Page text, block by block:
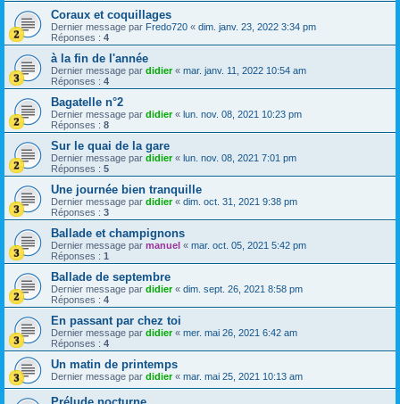
Coraux et coquillages
Dernier message par Fredo720 « dim. janv. 23, 2022 3:34 pm
Réponses : 4
à la fin de l'année
Dernier message par didier« mar. janv. 11, 2022 10:54 am
Réponses : 4
Bagatelle n°2
Dernier message par didier« lun. nov. 08, 2021 10:23 pm
Réponses : 8
Sur le quai de la gare
Dernier message par didier« lun. nov. 08, 2021 7:01 pm
Réponses : 5
Une journée bien tranquille
Dernier message par didier« dim. oct. 31, 2021 9:38 pm
Réponses : 3
Ballade et champignons
Dernier message par manuel « mar. oct. 05, 2021 5:42 pm
Réponses : 1
Ballade de septembre
Dernier message par didier« dim. sept. 26, 2021 8:58 pm
Réponses : 4
En passant par chez toi
Dernier message par didier« mer. mai 26, 2021 6:42 am
Réponses : 4
Un matin de printemps
Dernier message par didier« mar. mai 25, 2021 10:13 am